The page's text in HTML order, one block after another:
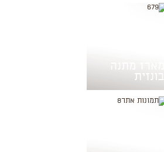
מארז מתנה
בונזית